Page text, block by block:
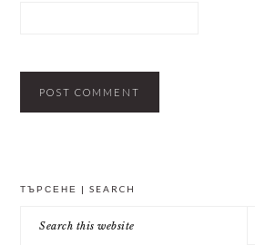
ТЪРСЕНЕ | SEARCH
this